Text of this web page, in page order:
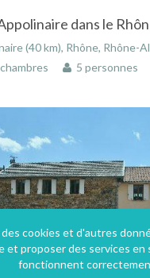
(40 km), Rhône, Rhône-Alpes,
5 personnes
cookies et d'autres
et proposer des services en
fonctionnent